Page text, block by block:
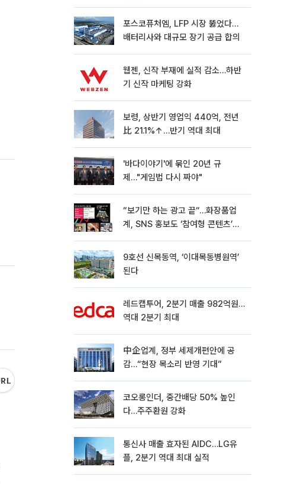
포스코퓨처엠, LFP 시장 뚫었다…
배터리사와 대규모 장기 공급 합의
웹젠, 신작 부재에 실적 감소…하반
기 신작 마케팅 강화
보령, 상반기 영업익 440억, 전년
比 21.1%↑…반기 역대 최대
'바다이야기'에 묶인 20년 규
제…"게임법 다시 짜야"
“보기만 하는 광고 끝“…화장품업
계, SNS 홍보도 ‘참여형 콘텐츠’로
9호선 신목동역, ‘이대목동병원역’
된다
레드캡투어, 2분기 매출 982억원…
역대 2분기 최대
中企업계, 정부 세제개편안에 공
감…“현장 목소리 반영 기대”
코오롱인더, 중간배당 50% 높인
다…주주환원 강화
통신사 매출 효자된 AIDC…LG유
플, 2분기 역대 최대 실적